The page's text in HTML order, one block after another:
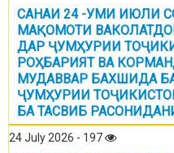
САНАИ 24 -УМИ ИЮЛИ
МАҚОМОТИ
ДАР ҶУМҲУРИИ
РОҲБАРИЯТ ВА
МУДАВВАР БАХШИДА
ҶУМҲУРИИ
БА ТАСВИБ
24 July 2026 - 197